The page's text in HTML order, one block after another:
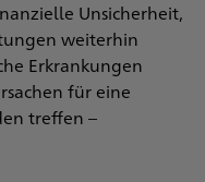
Unsicherheit,
weiterhin
Erkrankungen
für eine
treffen –